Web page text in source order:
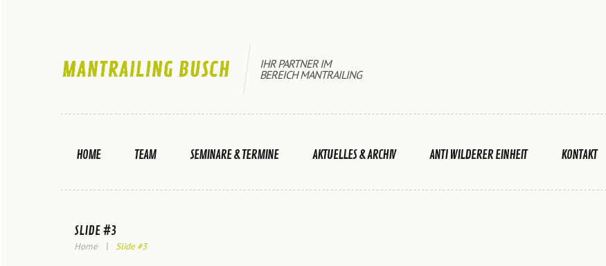
IHR PARTNER IM
BEREICH MANTRAILING
HOME TEAM SEMINARE & TERMINE AKTUELLES & ARCHIV ANTI WILDERER EINHEIT KONTAKT
SLIDE #3
Home Slide #3